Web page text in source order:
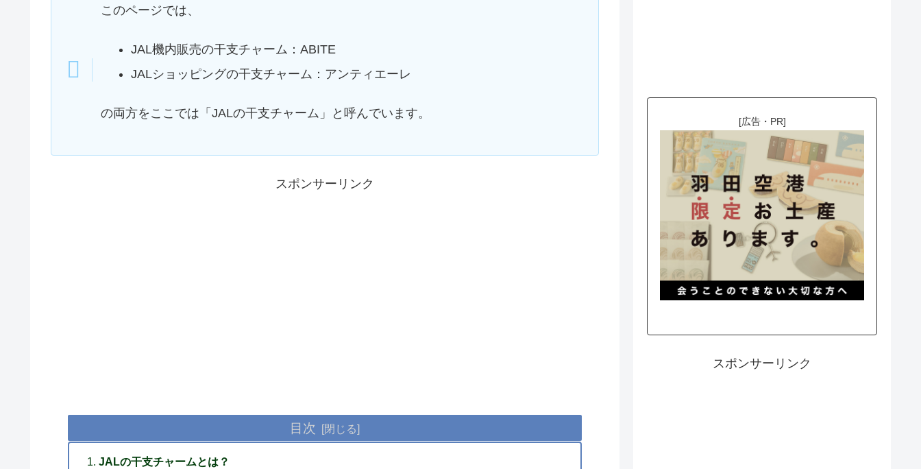
このページでは、
JAL機内販売の干支チャーム：ABITE
JALショッピングの干支チャーム：アンティエーレ
の両方をここでは「JALの干支チャーム」と呼んでいます。
スポンサーリンク
目次
JALの干支チャームとは？
[広告・PR]
スポンサーリンク